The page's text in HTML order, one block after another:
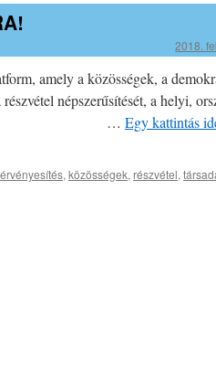
2018.
amely a közösségek, a
népszerűsítését, a helyi,
ki céljául. … Egy kattintás
, közösségek, részvétel,